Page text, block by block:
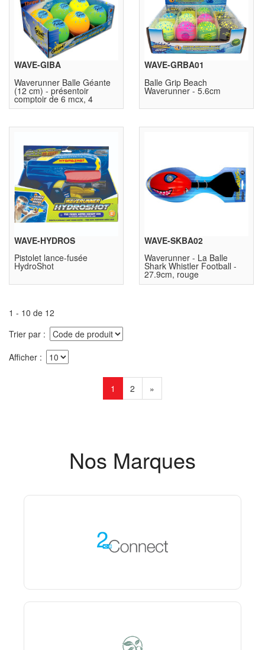
WAVE-GIBA
Waverunner Balle Géante
(12 cm) - présentoir
comptoir de 6 mcx, 4
couleurs assorties
WAVE-GRBA01
Balle Grip Beach
Waverunner - 5.6cm
WAVE-HYDROS
Pistolet lance-fusée
HydroShot
WAVE-SKBA02
Waverunner - La Balle
Shark Whistler Football -
27.9cm, rouge
1 - 10 de 12
Trier par
Afficher
1 2 »
Nos Marques